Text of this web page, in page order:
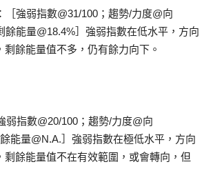
［強弱指數@31/100；趨勢/力度@向
餘能量@18.4%］強弱指數在低水平，方向
剩餘能量值不多，仍有餘力向下。
弱指數@20/100；趨勢/力度@向
能量@N.A.］強弱指數在極低水平，方向
剩餘能量值不在有效範圍，或會轉向，但